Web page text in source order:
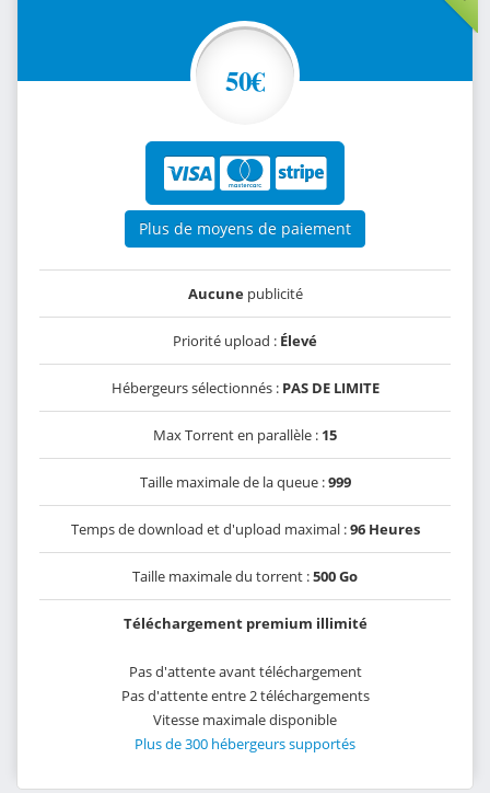
50€
Plus de moyens de paiement
Aucunepublicité
Priorité upload : Élevé
Hébergeurs sélectionnés : PAS DE LIMITE
Max Torrent en parallèle : 15
Taille maximale de la queue :999
Temps de download et d'upload maximal :96 Heures
Taille maximale du torrent :500 Go
Téléchargement premium illimité
Pas d'attente avant téléchargement
Pas d'attente entre 2 téléchargements
Vitesse maximale disponible
Plus de 300 hébergeurs supportés